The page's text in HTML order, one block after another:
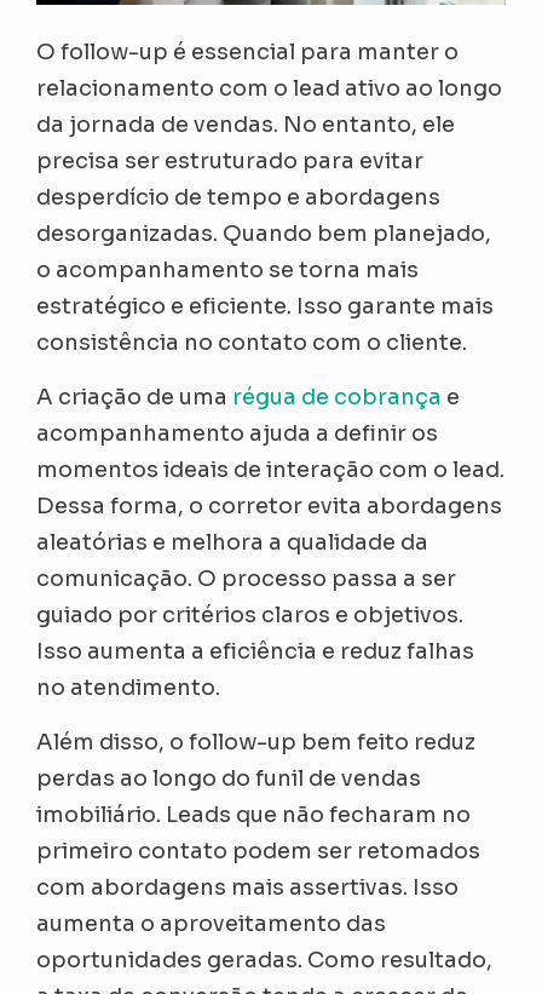
O follow-up é essencial para manter o
relacionamento com o lead ativo ao longo
da jornada de vendas. No entanto, ele
precisa ser estruturado para evitar
desperdício de tempo e abordagens
desorganizadas. Quando bem planejado,
o acompanhamento se torna mais
estratégico e eficiente. Isso garante mais
consistência no contato com o cliente.
A criação de uma régua de cobrança e
acompanhamento ajuda a definir os
momentos ideais de interação com o lead.
Dessa forma, o corretor evita abordagens
aleatórias e melhora a qualidade da
comunicação. O processo passa a ser
guiado por critérios claros e objetivos.
Isso aumenta a eficiência e reduz falhas
no atendimento.
Além disso, o follow-up bem feito reduz
perdas ao longo do funil de vendas
imobiliário. Leads que não fecharam no
primeiro contato podem ser retomados
com abordagens mais assertivas. Isso
aumenta o aproveitamento das
oportunidades geradas. Como resultado,